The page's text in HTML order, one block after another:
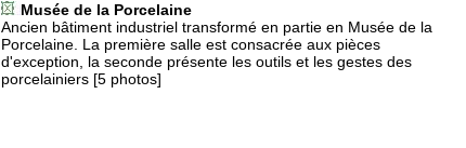
Musée de la Porcelaine
Ancien bâtiment industriel transformé en partie en Musée de la
Porcelaine. La première salle est consacrée aux pièces
d'exception, la seconde présente les outils et les gestes des
porcelainiers [5 photos]